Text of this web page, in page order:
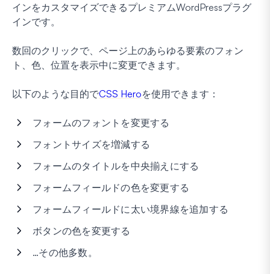
インをカスタマイズできるプレミアムWordPressプラグ
インです。
数回のクリックで、ページ上のあらゆる要素のフォン
ト、色、位置を表示中に変更できます。
以下のような目的でCSS Heroを使用できます：
フォームのフォントを変更する
フォントサイズを増減する
フォームのタイトルを中央揃えにする
フォームフィールドの色を変更する
フォームフィールドに太い境界線を追加する
ボタンの色を変更する
…その他多数。